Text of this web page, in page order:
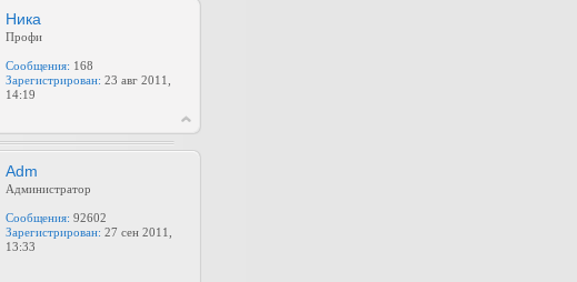
Ника
Профи
Сообщения: 168
Зарегистрирован: 23 авг 2011,
14:19
Adm
Администратор
Сообщения: 92602
Зарегистрирован: 27 сен 2011,
13:33